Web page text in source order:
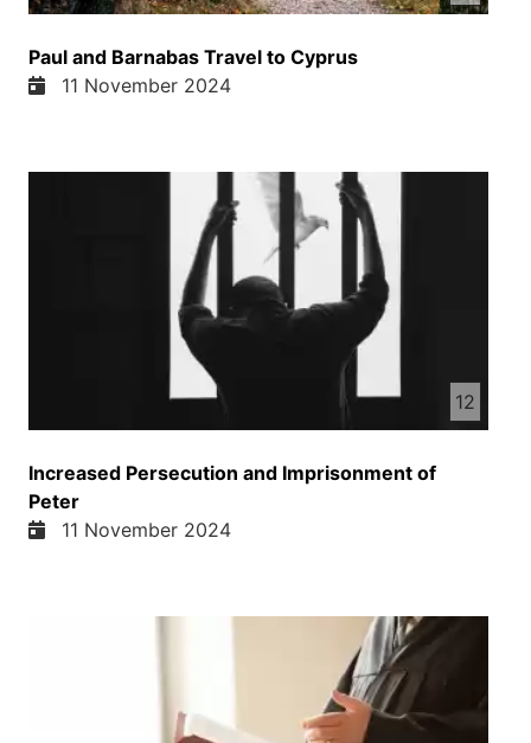
Paul and Barnabas Travel to Cyprus
11 November 2024
12
Increased Persecution and Imprisonment of
Peter
11 November 2024